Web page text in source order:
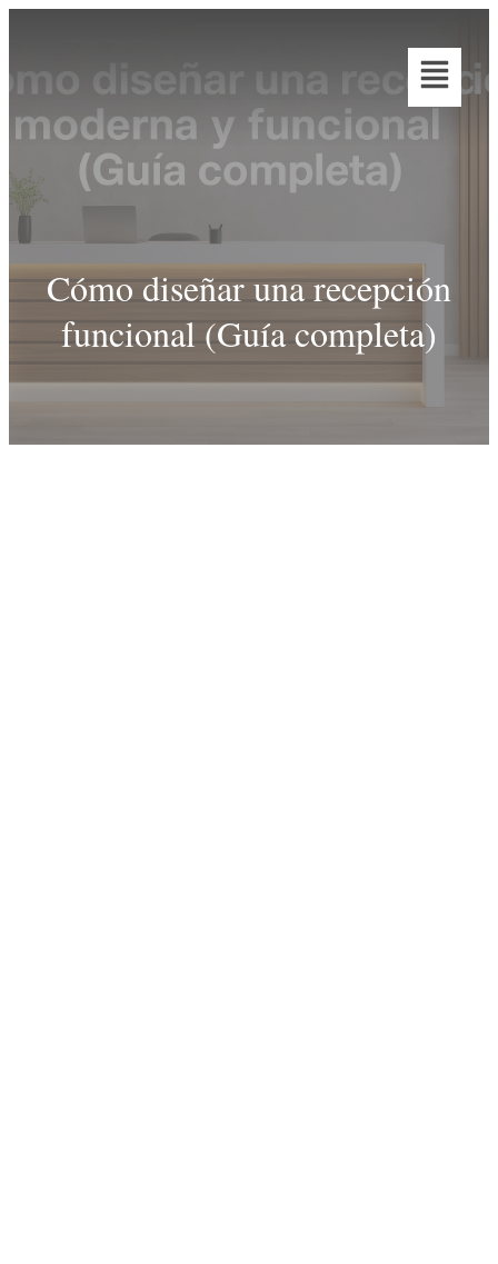
Cómo diseñar una recepción
funcional (Guía completa)